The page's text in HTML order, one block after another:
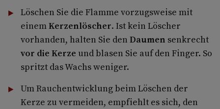
Löschen Sie die Flamme vorzugsweise mit
einemKerzenlöscher. Ist kein Löscher
vorhanden, halten Sie den Daumen senkrecht
vor die Kerze und blasen Sie auf den Finger. So
spritzt das Wachs weniger.
Um Rauchentwicklung beim Löschen der
Kerze zu vermeiden, empfiehlt es sich, den